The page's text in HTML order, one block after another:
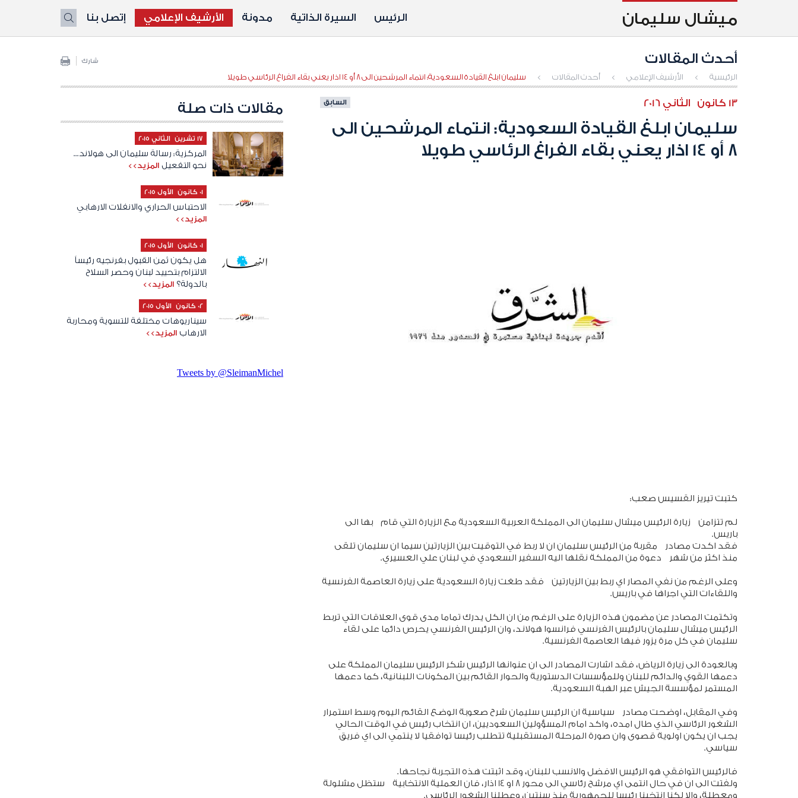
ميشال سليمان الرئيس السيرة الذاتية مدونة الأرشيف الإعلامي إتصل بنا X
شارك أحدث المقالات
الرئيسية > الأرشيف الإعلامي > أحدث المقالات > سليمان ابلغ القيادة السعودية: انتماء المرشحين الى 8 أو 14 اذار يعني بقاء الفراغ الرئاسي طويلا
13 كانون الثاني 2016 السابق
سليمان ابلغ القيادة السعودية: انتماء المرشحين الى
8 أو 14 اذار يعني بقاء الفراغ الرئاسي طويلا
كتبت تيريز القسيس صعب:
لم تتزامن زيارة الرئيس ميشال سليمان الى المملكة العربية السعودية مع الزيارة التي قام بها الى
باريس.
فقد اكدت مصادر مقربة من الرئيس سليمان ان لا ربط في التوقيت بين الزيارتين سيما ان سليمان تلقى
منذ اكثر من شهر دعوة من المملكة نقلها اليه السفير السعودي في لبنان علي العسيري.
وعلى الرغم من نفي المصار اي ربط بين الزيارتين فقد طغت زيارة السعودية على زيارة العاصمة الفرنسية
واللقاءات التي اجراها في باريس.
وتكتمت المصادر عن مضمون هذه الزيارة على الرغم من ان الكل يدرك تماما مدى قوى العلاقات التي تربط
الرئيس ميشال سليمان بالرئيس الفرنسي فرانسوا هولاند، وان الرئيس الفرنسي يحرص دائما على لقاء
سليمان في كل مرة يزور فيها العاصمة الفرنسية.
وبالعودة الى زيارة الرياض، فقد اشارت المصادر الى ان عنوانها الرئيس شكر الرئيس سليمان المملكة على
دعمها القوي والدائم للبنان وللمؤسسات الدستورية والحوار القائم بين المكونات اللبنانية، كما دعمها
المستمر لمؤسسة الجيش عبر الهبة السعودية.
وفي المقابل، اوضحت مصادر سياسية ان الرئيس سليمان شرح صعوبة الوضع القائم اليوم وسط استمرار
الشغور الرئاسي الذي طال امده، واكد امام المسؤولين السعوديين، ان انتخاب رئيس في الوقت الحالي
يجب ان يكون اولوية قصوى وان صورة المرحلة المستقبلية تتطلب رئيسا توافقيا لا ينتمي الى اي فريق
سياسي.
فالرئيس التوافقي هو الرئيس الافضل والانسب للبنان، وقد اثبتت هذه التجربة نجاحها.
ولفتت الى ان في حال انتمى اي مرشح رئاسي الى محور 8 او 14 اذار، فان العملية الانتخابية ستظل مشلولة
ومعطلة، والا لكنا انتخبنا رئيسا للجمهورية منذ سنتين، وعطلنا الشغور الرئاسي.
مقالات ذات صلة
17 تشرين الثاني 2015
المركزية: رسالة سليمان الى هولاند...
نحو التفعيل المزيد>>
01 كانون الأول 2015
الاحتباس الحراري والانفلات الارهابي
المزيد>>
01 كانون الأول 2015
هل يكون ثمن القبول بفرنجيه رئيساً
الالتزام بتحييد لبنان وحصر السلاح
بالدولة؟ المزيد>>
02 كانون الأول 2015
سيناريوهات مختلفة للتسوية ومحاربة
الارهاب المزيد>>
Tweets by @SleimanMichel